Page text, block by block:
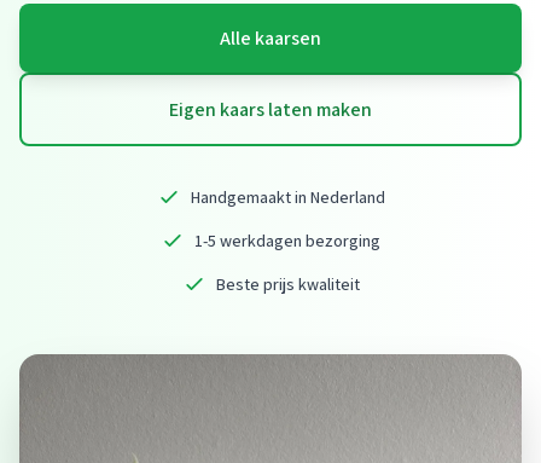
Alle kaarsen
Eigen kaars laten maken
Handgemaakt in Nederland
1-5 werkdagen bezorging
Beste prijs kwaliteit